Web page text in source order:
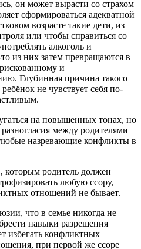
он может вырасти со страхом
сформироваться адекватной
возрасте такие дети, из
или чтобы справиться со
алкоголь и
из них затем превращаются в
и
Глубинная причина такого
не чувствует себя по-
на повышенных тонах, но
между родителями
назревающие конфликты в
родитель должен
любую ссору,
отношений не бывает.
что в семье никогда не
навыки разрешения
избегать конфликтных
при первой же ссоре